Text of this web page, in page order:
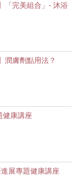
「完美組合」- 沐浴
潤膚劑點用法？
健康講座
展專題健康講座